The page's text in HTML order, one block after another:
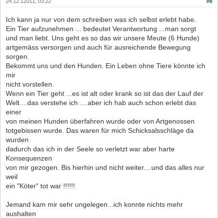
Ich kann ja nur von dem schreiben was ich selbst erlebt habe.
Ein Tier aufzunehmen ... bedeutet Verantwortung ...man sorgt
und man liebt. Uns geht es so das wir unsere Meute (6 Hunde)
artgemäss versorgen und auch für ausreichende Bewegung
sorgen.
Bekommt uns und den Hunden. Ein Leben ohne Tiere könnte ich
mir
nicht vorstellen.
Wenn ein Tier geht ...es ist alt oder krank so ist das der Lauf der
Welt....das verstehe ich ....aber ich hab auch schon erlebt das
einer
von meinen Hunden überfahren wurde oder von Artgenossen
totgebissen wurde. Das waren für mich Schicksalsschläge da
wurden
dadurch das ich in der Seele so verletzt war aber harte
Konsequenzen
von mir gezogen. Bis hierhin und nicht weiter....und das alles nur
weil
ein "Köter" tot war !!!!!!
Jemand kam mir sehr ungelegen...ich konnte nichts mehr
aushalten